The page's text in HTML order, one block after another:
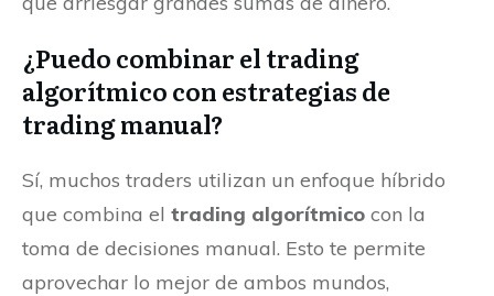
¿Puedo combinar el trading
algorítmico con estrategias de
trading manual?
Sí, muchos traders utilizan un enfoque híbrido
que combina el trading algorítmico con la
toma de decisiones manual. Esto te permite
aprovechar lo mejor de ambos mundos,